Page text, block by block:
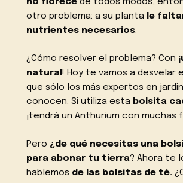
no florece de todos modos,
otro problema: a su planta le
nutrientes necesarios.
¿Cómo resolver el problema? Con
natural! Hoy te vamos a desvelar
que sólo los más expertos en
conocen. Si utiliza esta bolsita
¡tendrá un Anthurium con muchas
Pero ¿de qué necesitas una
para abonar tu tierra? Ahora te
hablemos de las bolsitas de té.